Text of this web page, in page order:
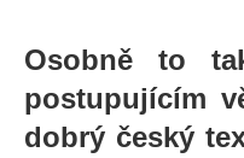
Osobně to
postupujícím
dobrý český